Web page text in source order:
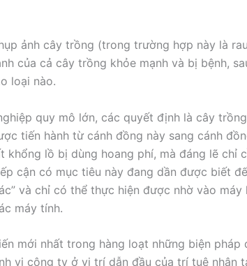
ảnh cây trồng (trong trường hợp này là
của cả cây trồng khỏe mạnh và bị bệnh,
loại nào.
quy mô lớn, các quyết định là cây
tiến hành từ cánh đồng này sang cánh
khổng lồ bị dùng hoang phí, mà đáng lẽ chỉ
cận có mục tiêu này đang dần được biết
và chỉ có thể thực hiện được nhờ vào máy
máy tính.
mới nhất trong hàng loạt những biện pháp
vị công ty ở vị trí dẫn đầu của trí tuệ nhân